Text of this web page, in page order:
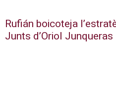
Rufián boicoteja
Junts d’Oriol Junqueras